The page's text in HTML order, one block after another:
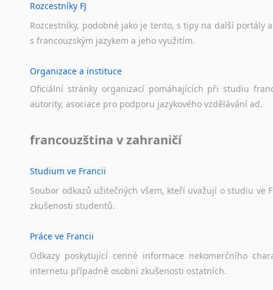
Oromština
Páli
Perština
Portugalština
Romština
Sanskrt
Sinhalština
Slovinština
Sóština
Srbština
Staroslověnština
Rozcestníky FJ
Rozcestníky, podobné jako je tento, s tipy na další portály a
s francouzským jazykem a jeho využitím.
Organizace a instituce
Oficiální stránky organizací pomáhajících při studiu
autority, asociace pro podporu jazykového vzdělávání ad.
francouzština v zahraničí
Studium ve Francii
Soubor odkazů užitečných všem, kteří uvažují o studiu ve
zkušenosti studentů.
Práce ve Francii
Odkazy poskytující cenné informace nekomerčního
internetu případně osobní zkušenosti ostatních.